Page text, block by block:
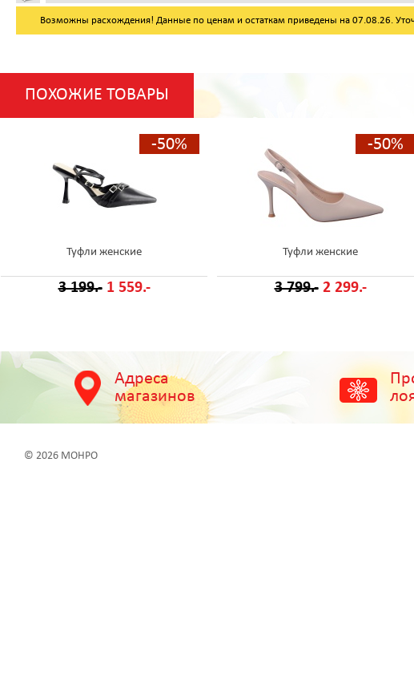
Возможны расхождения! Данные по ценам и остаткам приведены на 07.08.26.
ПОХОЖИЕ ТОВАРЫ
-50%
Туфли женские
3 199.- 1 559.-
-50%
Туфли женские
3 799.- 2 299.-
Адреса
магазинов
© 2026 МОНРО